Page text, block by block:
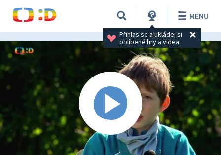
Přihlas se a ukládej si
oblíbené hry a videa.
MENU